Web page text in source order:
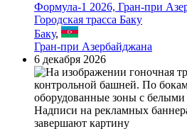
Формула-1 2026, Гран-при
Городская трасса Баку
Баку,
Гран-при Азербайджана
6 декабря 2026